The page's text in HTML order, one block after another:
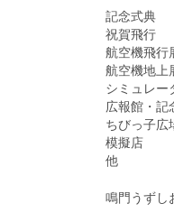
記念式典
祝賀飛行
航空機飛行
航空機地上
シミュレー
広報館・記
ちびっ子広
模擬店
他
鳴門うず